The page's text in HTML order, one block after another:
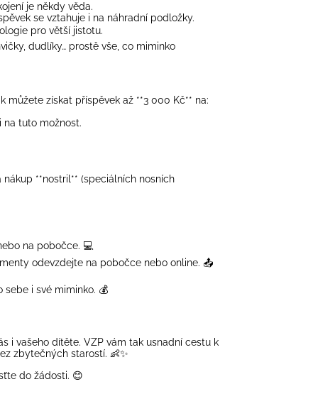
je někdy věda.
se vztahuje i na náhradní podložky.
pro větší jistotu.
dudlíky… prostě vše, co miminko
můžete získat příspěvek až **3 000 Kč** na:
na tuto možnost.
**nostril** (speciálních nosních
na pobočce. 💻
odevzdejte na pobočce nebo online. 📤
i své miminko. 💰
i vašeho dítěte. VZP vám tak usnadní cestu k
zbytečných starostí. 👶✨
do žádosti. 😊